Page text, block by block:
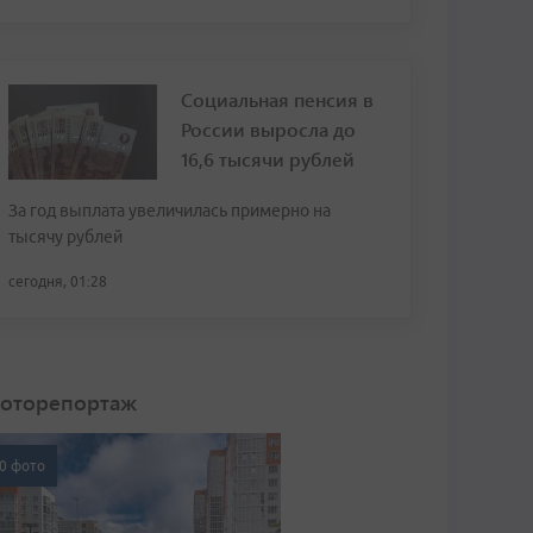
Социальная пенсия в
России выросла до
16,6 тысячи рублей
За год выплата увеличилась примерно на
тысячу рублей
сегодня, 01:28
фото